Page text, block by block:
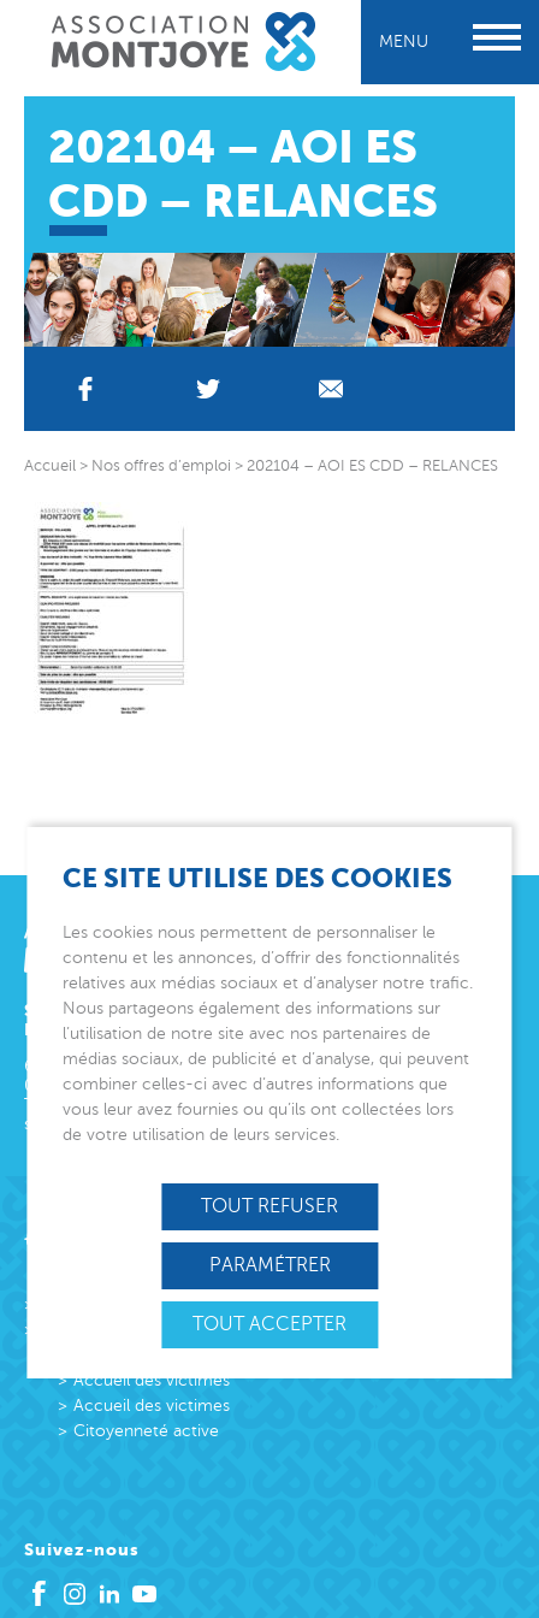
MENU
202104 – AOI ES
CDD – RELANCES
Accueil > Nos offres d’emploi > 202104 – AOI ES CDD – RELANCES
SIÈGE SOCIAL
ET DIRECTION GÉNÉRALE
6 avenue Édith Cavell
06000 Nice
Tél.
04 92 00 24 50
siege@montjoye.org
Acteur de lien social
Protection Enfance et Familles
Accueil des victimes
Accueil des victimes
Citoyenneté active
Suivez-nous
CE SITE UTILISE DES COOKIES
Les cookies nous permettent de personnaliser le
contenu et les annonces, d’offrir des fonctionnalités
relatives aux médias sociaux et d’analyser notre trafic.
Nous partageons également des informations sur
l’utilisation de notre site avec nos partenaires de
médias sociaux, de publicité et d’analyse, qui peuvent
combiner celles-ci avec d’autres informations que
vous leur avez fournies ou qu’ils ont collectées lors
de votre utilisation de leurs services.
TOUT ACCEPTER
TOUT REFUSER
PARAMÉTRER